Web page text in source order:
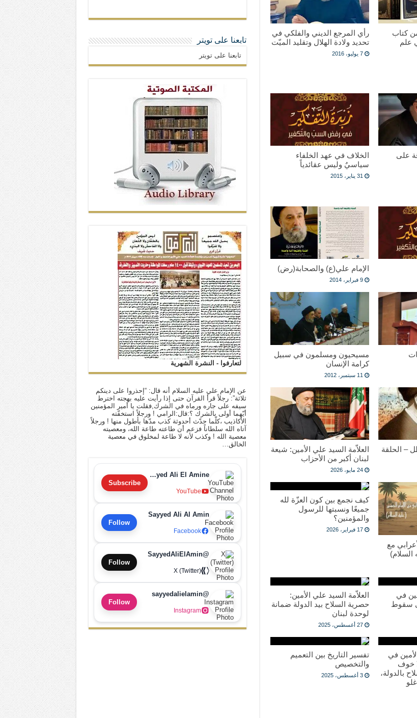
كتاب
علم
رأي المرجع الديني والفلكي في
تحديد ولادة الهلال وتقليد الميّت
7 يوليو، 2016
على
الخلاف في عهد الخلفاء
سياسيٌ وليس عقائدياً
31 يناير، 2015
الإمام علي(ع) والصحابة(رض)
9 فبراير، 2014
مسيحيون ومسلمون في سبيل
كرامة الإنسان
11 سبتمبر، 2012
– الحلقة
العلاّمة السيد علي الأمين: شيعة
لبنان أكبر من الأحزاب
24 مايو، 2026
مع
السلام)
كيف نجمع بين كون العزّة لله
جميعًا ونسبتها للرسول
والمؤمنين؟
17 فبراير، 2026
في
سقوط
العلاّمة السيد علي الأمين:
حصرية السلاح بيد الدولة ضمانة
لوحدة لبنان
27 أغسطس، 2025
في
خوف
بالدولة،
تفسير التاريخ بين التعميم
والتخصيص
3 أغسطس، 2025
تابعنا على تويتر
تابعنا على تويتر
لتعارفوا - النشرة الشهرية
عن الإمام علي عليه السلام أنه قال: “إحذروا على دينكم
ثلاثة”: رجلاً قرأ القرآن حتى إذا رأيت عليه بهجته اخترط
سيفه على جاره ورماه في الشرك,فقلت يا أمير المؤمنين
أيّهما أولى بالشرك ؟:قال:الرامي ! ورجلاً استخفّته
الأكاذيب ،كلّما حدّث أحدوثة كذب مدّها بأطول منها ! ورجلاً
آتاه الله سلطاناً فزعم أن طاعته طاعة الله، ومعصيته
معصية الله ! وكذب لأنه لا طاعة لمخلوق في معصية
الخالق…
Sayyed Ali El Amine
YouTube
Subscribe
Sayyed Ali Al Amin
Facebook
Follow
@SayyedAliElAmin
X (Twitter)
Follow
@sayyedalielamin
Instagram
Follow